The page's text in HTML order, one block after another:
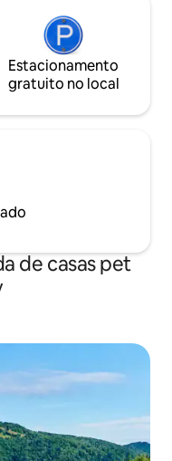
Estacionamento
gratuito no local
de casas pet